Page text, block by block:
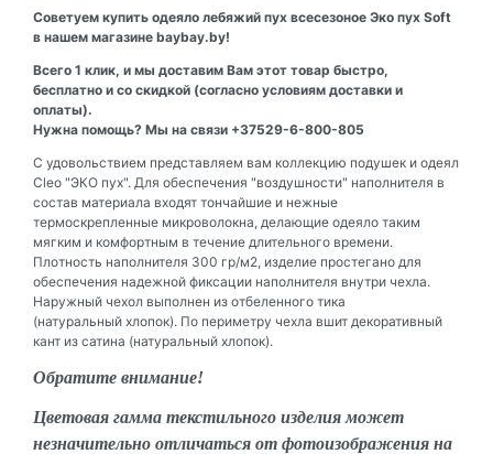
Советуем купить одеяло лебяжий пух всесезоное Эко пух Soft
в нашем магазине baybay.by!
Всего 1 клик, и мы доставим Вам этот товар быстро,
бесплатно и со скидкой (согласно условиям доставки и
оплаты).
Нужна помощь? Мы на связи +37529-6-800-805
С удовольствием представляем вам коллекцию подушек и одеял
Cleo "ЭКО пух". Для обеспечения "воздушности" наполнителя в
состав материала входят тончайшие и нежные
термоскрепленные микроволокна, делающие одеяло таким
мягким и комфортным в течение длительного времени.
Плотность наполнителя 300 гр/м2, изделие простегано для
обеспечения надежной фиксации наполнителя внутри чехла.
Наружный чехол выполнен из отбеленного тика
(натуральный хлопок). По периметру чехла вшит декоративный
кант из сатина (натуральный хлопок).
Обратите внимание!
Цветовая гамма текстильного изделия может
незначительно отличаться от фотоизображения на